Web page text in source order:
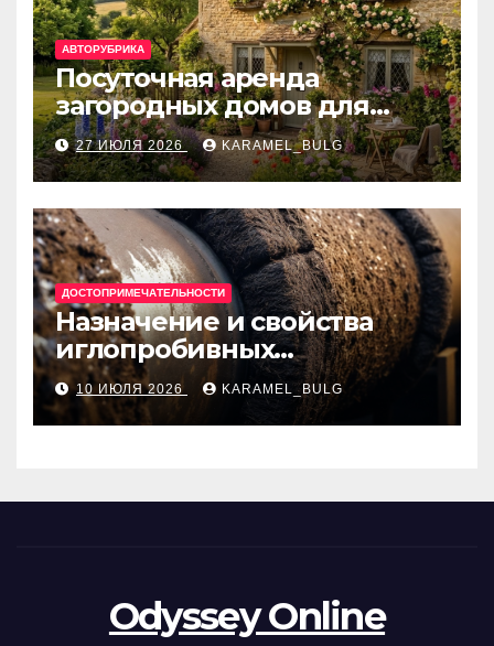
АВТОРУБРИКА
Посуточная аренда
загородных домов для
отдыха
27 ИЮЛЯ 2026 KARAMEL_BULG
ДОСТОПРИМЕЧАТЕЛЬНОСТИ
Назначение и свойства
иглопробивных
базальтовых огнеупорных
матов
10 ИЮЛЯ 2026 KARAMEL_BULG
Odyssey Online